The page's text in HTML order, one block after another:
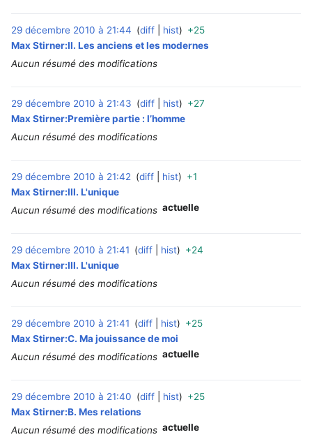
29 décembre 2010 à 21:44 diff hist +25
Max Stirner:II. Les anciens et les modernes
Aucun résumé des modifications
29 décembre 2010 à 21:43 diff hist +27
Max Stirner:Première partie : l’homme
Aucun résumé des modifications
29 décembre 2010 à 21:42 diff hist +1
Max Stirner:III. L'unique
Aucun résumé des modifications actuelle
29 décembre 2010 à 21:41 diff hist +24
Max Stirner:III. L'unique
Aucun résumé des modifications
29 décembre 2010 à 21:41 diff hist +25
Max Stirner:C. Ma jouissance de moi
Aucun résumé des modifications actuelle
29 décembre 2010 à 21:40 diff hist +25
Max Stirner:B. Mes relations
Aucun résumé des modifications actuelle